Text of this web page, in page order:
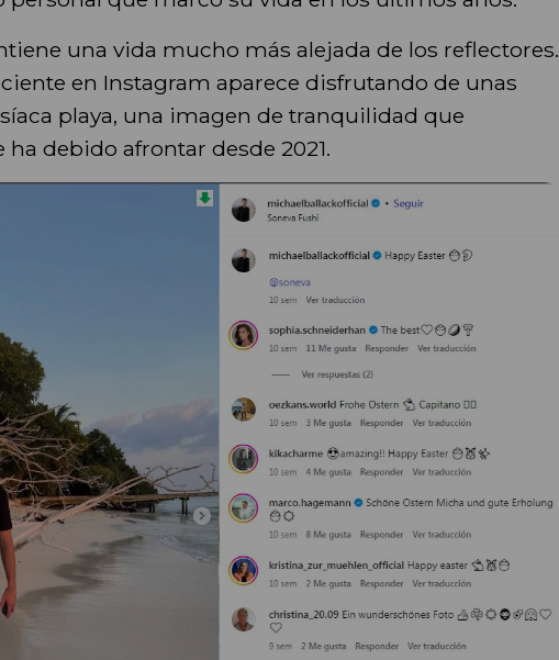
una vida mucho más alejada de los reflectores.
en Instagram aparece disfrutando de unas
playa, una imagen de tranquilidad que
debido afrontar desde 2021.